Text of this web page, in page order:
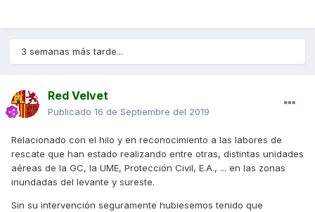
3 semanas más tarde...
Red Velvet
Publicado 16 de Septiembre del 2019
Relacionado con el hilo y en reconocimiento a las labores de
rescate que han estado realizando entre otras, distintas unidades
aéreas de la GC, la UME, Protección Civil, E.A., ... en las zonas
inundadas del levante y sureste.
Sin su intervención seguramente hubiesemos tenido que